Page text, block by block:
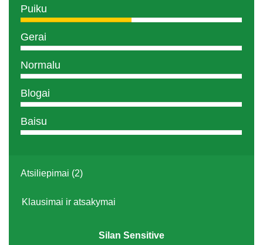
Puiku
Gerai
Normalu
Blogai
Baisu
Atsiliepimai (2)
Klausimai ir atsakymai
Silan Sensitive